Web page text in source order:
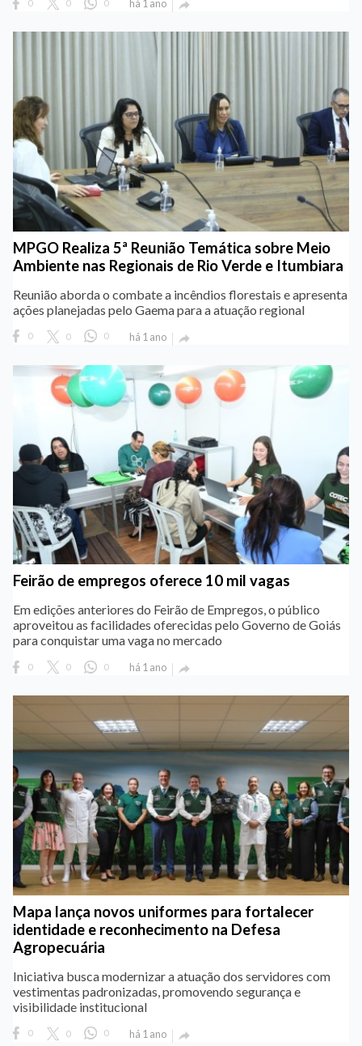
0 0 0 há 1 ano 
MPGO Realiza 5ª Reunião Temática sobre Meio
Ambiente nas Regionais de Rio Verde e Itumbiara
Reunião aborda o combate a incêndios florestais e apresenta
ações planejadas pelo Gaema para a atuação regional
0 0 0 há 1 ano 
Feirão de empregos oferece 10 mil vagas
Em edições anteriores do Feirão de Empregos, o público
aproveitou as facilidades oferecidas pelo Governo de Goiás
para conquistar uma vaga no mercado
0 0 0 há 1 ano 
Mapa lança novos uniformes para fortalecer
identidade e reconhecimento na Defesa
Agropecuária
Iniciativa busca modernizar a atuação dos servidores com
vestimentas padronizadas, promovendo segurança e
visibilidade institucional
0 0 0 há 1 ano 